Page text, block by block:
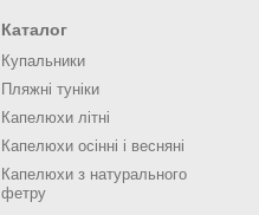
Каталог
Купальники
Пляжні туніки
Капелюхи літні
Капелюхи осінні і весняні
Капелюхи з натурального
фетру